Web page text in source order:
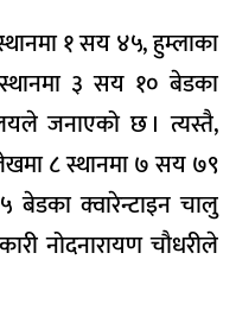
१ सय ४५, हुम्लाका
३ सय १० बेडका
जनाएको छ । त्यस्तै,
८ स्थानमा ७ सय ७९
बेडका क्वारेन्टाइन चालु
नोदनारायण चौधरीले